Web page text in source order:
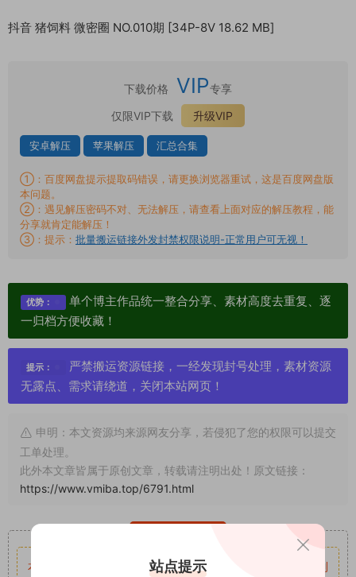
抖音 猪饲料 微密圈 NO.010期 [34P-8V 18.62 MB]
下载价格 VIP专享
仅限VIP下载
升级VIP
安卓解压 苹果解压 汇总合集
①：百度网盘提示提取码错误，请更换浏览器重试，这是百度网盘版
本问题。
②：遇见解压密码不对、无法解压，请查看上面对应的解压教程，能
分享就肯定能解压！
③：提示： 批量搬运链接外发封禁权限说明-正常用户可无视！
优势：
单个博主作品统一整合分享、素材高度去重复、逐
一归档方便收藏！
提示：
严禁搬运资源链接，一经发现封号处理，素材资源
无露点、需求请绕道，关闭本站网页！
申明：本文资源均来源网友分享，若侵犯了您的权限可以提交
工单处理。
此外本文章皆属于原创文章，转载请注明出处！原文链接：
https://www.vmiba.top/6791.html
本站资源均来自网络分享，如有侵犯你的权益请私信留言 收到
站点提示